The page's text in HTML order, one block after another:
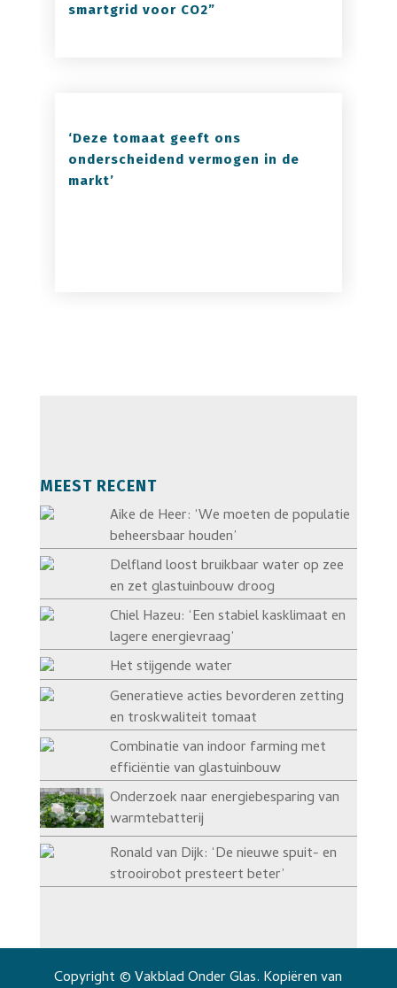
smartgrid voor CO2”
‘Deze tomaat geeft ons
onderscheidend vermogen in de
markt’
MEEST RECENT
Aike de Heer: ‘We moeten de populatie
beheersbaar houden’
Delfland loost bruikbaar water op zee
en zet glastuinbouw droog
Chiel Hazeu: ‘Een stabiel kasklimaat en
lagere energievraag’
Het stijgende water
Generatieve acties bevorderen zetting
en troskwaliteit tomaat
Combinatie van indoor farming met
efficiëntie van glastuinbouw
Onderzoek naar energiebesparing van
warmtebatterij
Ronald van Dijk: ‘De nieuwe spuit- en
strooirobot presteert beter’
Copyright © Vakblad Onder Glas. Kopiëren van